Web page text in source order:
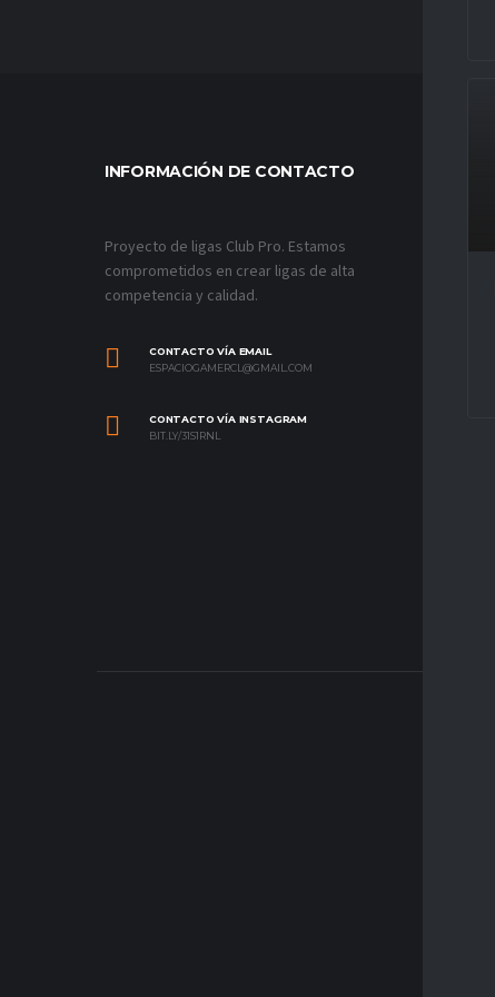
INFORMACIÓN DE CONTACTO
Proyecto de ligas Club Pro. Estamos
comprometidos en crear ligas de alta
competencia y calidad.
CONTACTO VÍA EMAIL
ESPACIOGAMERCL@GMAIL.COM
CONTACTO VÍA INSTAGRAM
BIT.LY/31S1RNL